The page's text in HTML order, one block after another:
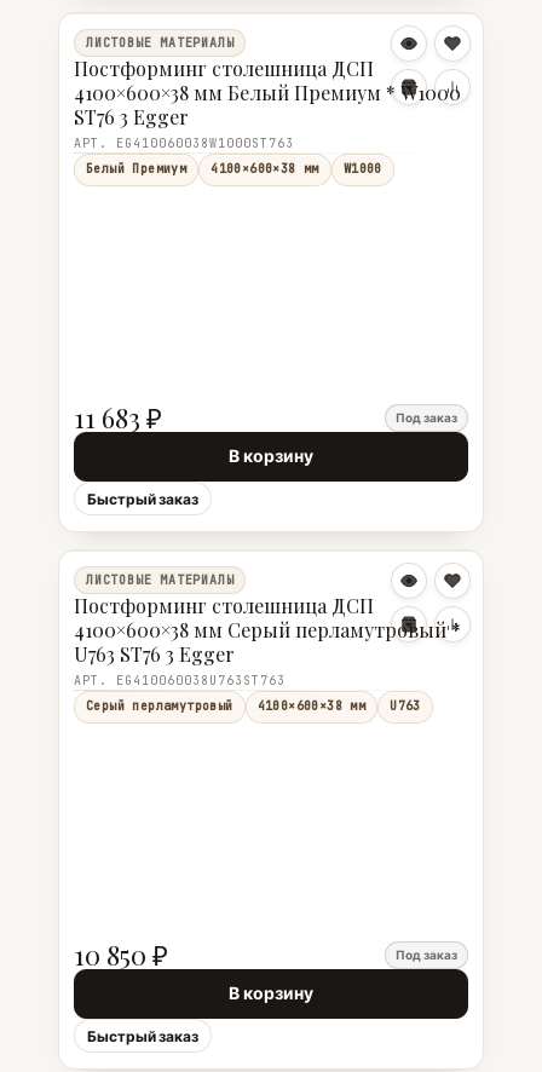
ЛИСТОВЫЕ МАТЕРИАЛЫ
Постформинг столешница ДСП
4100×600×38 мм Белый Премиум * W1000
ST76 3 Egger
АРТ. EG410060038W1000ST763
Белый Премиум
4100×600×38 мм W1000
11 683 ₽ Под заказ
В корзину
Быстрый заказ
ЛИСТОВЫЕ МАТЕРИАЛЫ
Постформинг столешница ДСП
4100×600×38 мм Серый перламутровый *
U763 ST76 3 Egger
АРТ. EG410060038U763ST763
Серый перламутровый
4100×600×38 мм U763
10 850 ₽ Под заказ
В корзину
Быстрый заказ